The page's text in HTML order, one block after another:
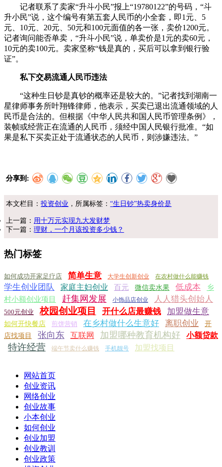
记者联系了卖家“升斗小民”报上“19780122”的号码，“斗
升小民”说，这个编号有第五套人民币的小全套，即1元、5
元、10元、20元、50元和100元面值的各一张，卖价1200元。
记者询问能否单卖，“升斗小民”说，单卖价是1元的卖60元，
10元的卖100元。卖家坚称“钱是真的，买后可以拿到银行验
证”。
私下交易流通人民币违法
“这种生日钞是真钞的概率还是较大的。”记者找到湖南一
星律师事务所叶翔锋律师，他表示，买卖已退出流通领域的人
民币是合法的。但根据《中华人民共和国人民币管理条例》，
装帧或经营正在流通的人民币，须经中国人民银行批准。“如
果是私下买卖正处于流通状态的人民币，则涉嫌违法。”
分享到:
本文栏目：投资创业 ，所属标签：“生日钞”热卖身价是
上一篇： 用十万元实现九大发财梦
下一篇：理财，一个月该投资多少钱？
热门标签
如何成功开家足疗店 简单生意 大学生创新创业 在农村做什么能赚钱
学生创业团队 家庭主妇创业 百元 微信卖水果 低成本
乡
村小额创业项目
赶集网发展 小饰品店创业 人人猎头创始人
500元创业 校园创业项目 开什么店最赚钱 加盟做生意
如何开快餐店 煎饼营销 在乡村做什么生意好 离职创业
开
店找项目
张向东 互联网 加盟哪种教育机构好 小额贷款
特许经营 端午节卖什么赚钱 手机靓号 加盟找项目
网站首页
创业资讯
网络创业
创业故事
小本创业
如何创业
创业加盟
创业教训
创业政策